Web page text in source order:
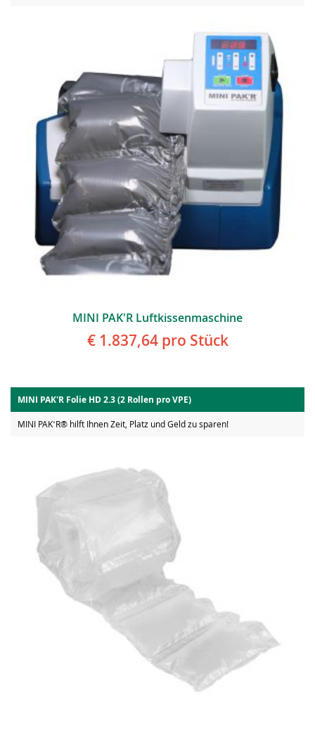
MINI PAK'R Luftkissenmaschine
€ 1.837,64pro Stück
MINI PAK'R Folie HD 2.3 (2 Rollen pro VPE)
MINI PAKʻR® hilft Ihnen Zeit, Platz und Geld zu sparen!